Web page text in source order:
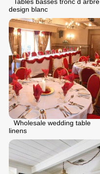
design blanc
Wholesale wedding table
linens